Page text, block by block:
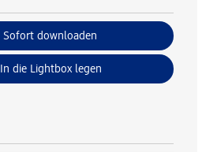
Sofort downloaden
In die Lightbox legen